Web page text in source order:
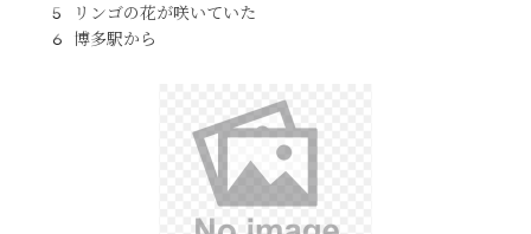
リンゴの花が咲いていた
博多駅から